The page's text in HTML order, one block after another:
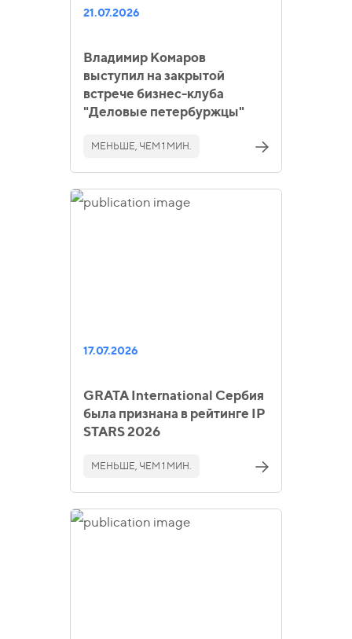
21.07.2026
Владимир Комаров
выступил на закрытой
встрече бизнес-клуба
"Деловые петербуржцы"
МЕНЬШЕ, ЧЕМ 1 МИН.
17.07.2026
GRATA International Сербия
была признана в рейтинге IP
STARS 2026
МЕНЬШЕ, ЧЕМ 1 МИН.